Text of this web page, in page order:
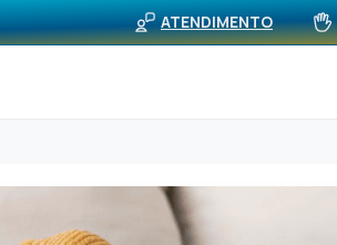
ATENDIMENTO
Rede Própria (APS) Notícias